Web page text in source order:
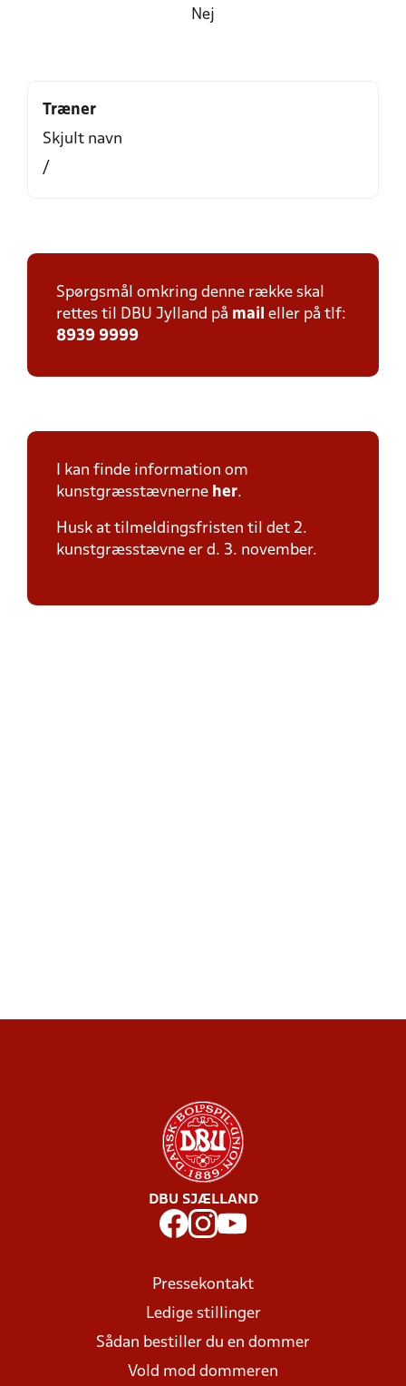
Nej
Træner
Skjult navn
/
Spørgsmål omkring denne række skal
rettes til DBU Jylland på mail eller på tlf:
8939 9999
I kan finde information om
kunstgræsstævnerne her.
Husk at tilmeldingsfristen til det 2.
kunstgræsstævne er d. 3. november.
DBU SJÆLLAND
Pressekontakt
Ledige stillinger
Sådan bestiller du en dommer
Vold mod dommeren